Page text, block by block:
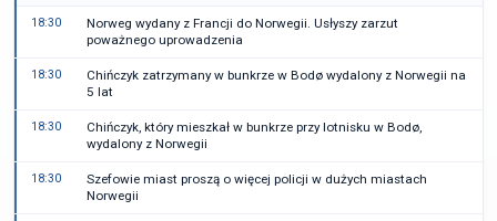
18:30
Norweg wydany z Francji do Norwegii. Usłyszy zarzut
poważnego uprowadzenia
18:30
Chińczyk zatrzymany w bunkrze w Bodø wydalony z Norwegii na
5 lat
18:30
Chińczyk, który mieszkał w bunkrze przy lotnisku w Bodø,
wydalony z Norwegii
18:30
Szefowie miast proszą o więcej policji w dużych miastach
Norwegii